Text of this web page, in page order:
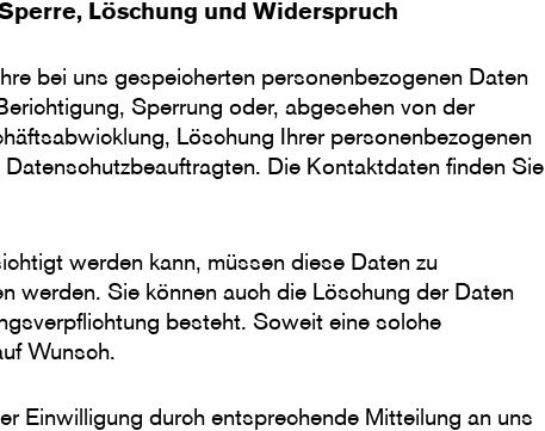
Löschung und Widerspruch
bei uns gespeicherten personenbezogenen Daten
Sperrung oder, abgesehen von der
Löschung Ihrer personenbezogenen
Die Kontaktdaten finden Sie
werden kann, müssen diese Daten zu
werden. Sie können auch die Löschung der Daten
besteht. Soweit eine solche
Wunsch.
Einwilligung durch entsprechende Mitteilung an uns